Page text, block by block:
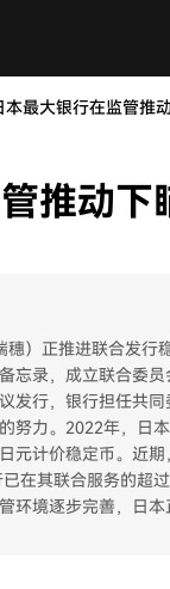
本最大银行在监管推
推动
穗）正推进联合发
忘录，成立联合委
发行，银行担任共
努力。2022年，日
元计价稳定币。近
在其联合服务的超
环境逐步完善，日